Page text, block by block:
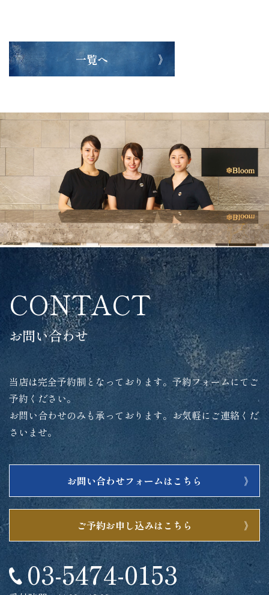
一覧へ
CONTACT
お問い合わせ
当店は完全予約制となっております。予約フォームにてご
予約ください。
お問い合わせのみも承っております。お気軽にご連絡くだ
さいませ。
お問い合わせフォームはこちら
ご予約お申し込みはこちら
03-5474-0153